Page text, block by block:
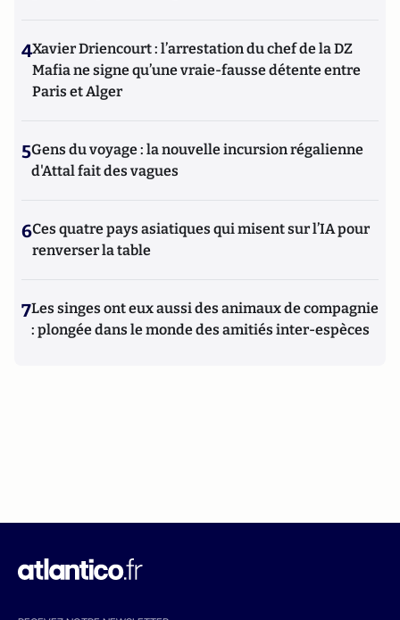
4Xavier Driencourt : l’arrestation du chef de la DZ
Mafia ne signe qu’une vraie-fausse détente entre
Paris et Alger
5Gens du voyage : la nouvelle incursion régalienne
d'Attal fait des vagues
6Ces quatre pays asiatiques qui misent sur l’IA pour
renverser la table
7Les singes ont eux aussi des animaux de compagnie
: plongée dans le monde des amitiés inter-espèces